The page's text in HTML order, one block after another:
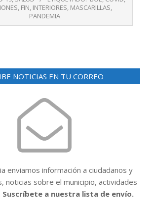
, FIN, INTERIORES, MASCARILLAS,
PANDEMIA
NOTICIAS EN TU CORREO
enviamos información a ciudadanos y
noticias sobre el municipio, actividades
Suscríbete a nuestra lista de envío.